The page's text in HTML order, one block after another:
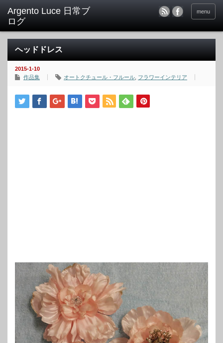
menu
ヘッドドレス
2015-1-10
作品集
オートクチュール・フルール フラワーインテリア